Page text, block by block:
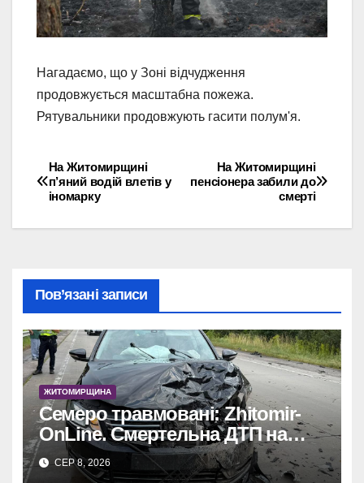
Нагадаємо, що у Зоні відчудження
продовжується масштабна пожежа.
Рятувальники продовжують гасити полум'я.
Навігація
записів
На Житомирщині
пенсіонера забили до
смерті
На Житомирщині
п’яний водій влетів у
іномарку
Пов’язані записи
ЖИТОМИРЩИНА
Семеро травмовані: Zhitomir-
OnLine. Смертельна ДТП на
трасі, деталі аварії.
СЕР 8, 2026